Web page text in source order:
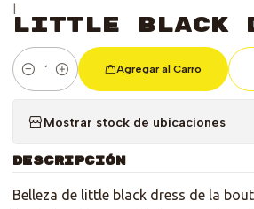
|
Little Black
Cantidad
Agregar al Carro
Mostrar stock de ubicaciones
DESCRIPCIÓN
Belleza de little black dress de la